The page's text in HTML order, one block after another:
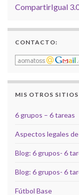
CompartirIgual
CONTACTO:
MIS OTROS SITIOS
6 grupos – 6 tareas
Aspectos legales
Blog: 6 grupos- 6
Blog: 6 grupos- 6
Fútbol Base